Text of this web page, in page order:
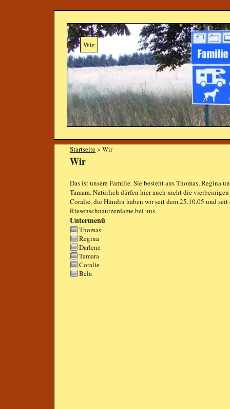
Wir
Startseite> Wir
Wir
Das ist unsere Familie. Sie besteht aus Thomas, Regina
Tamara. Natürlich dürfen hier auch nicht die
Coralie, die Hündin haben wir seit dem 25.10.05 und
Riesenschnautzerdame bei uns.
Untermenü
Thomas
Regina
Darlene
Tamara
Coralie
Bela